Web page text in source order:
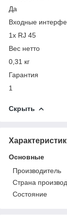
Да
Входные
1х RJ 45
Вес нетто
0,31 кг
Гарантия
1
Скрыть
Основные
Производитель
Страна
Состояние